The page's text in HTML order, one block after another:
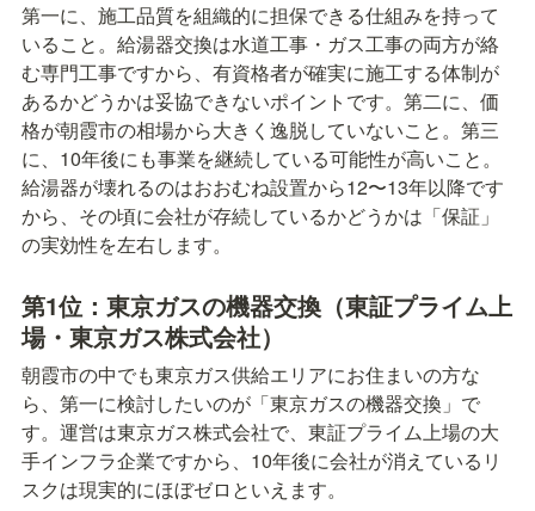
第一に、施工品質を組織的に担保できる仕組みを持って
いること。給湯器交換は水道工事・ガス工事の両方が絡
む専門工事ですから、有資格者が確実に施工する体制が
あるかどうかは妥協できないポイントです。第二に、価
格が朝霞市の相場から大きく逸脱していないこと。第三
に、10年後にも事業を継続している可能性が高いこと。
給湯器が壊れるのはおおむね設置から12〜13年以降です
から、その頃に会社が存続しているかどうかは「保証」
の実効性を左右します。
第1位：東京ガスの機器交換（東証プライム上
場・東京ガス株式会社）
朝霞市の中でも東京ガス供給エリアにお住まいの方な
ら、第一に検討したいのが「東京ガスの機器交換」で
す。運営は東京ガス株式会社で、東証プライム上場の大
手インフラ企業ですから、10年後に会社が消えているリ
スクは現実的にほぼゼロといえます。